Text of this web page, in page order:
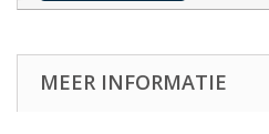
MEER INFORMATIE